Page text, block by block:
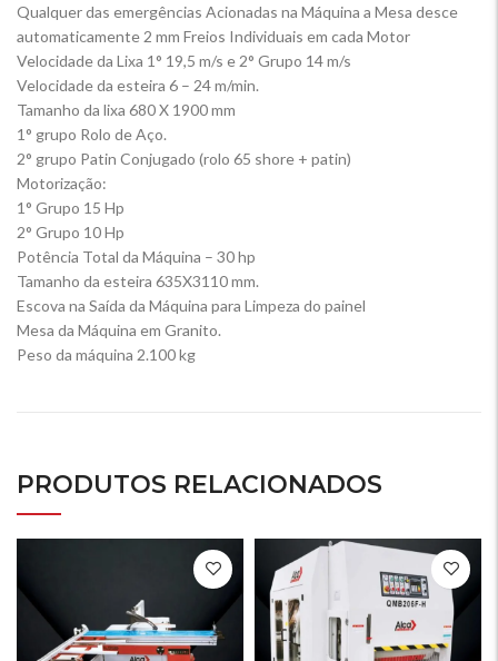
Qualquer das emergências Acionadas na Máquina a Mesa desce
automaticamente 2 mm Freios Individuais em cada Motor
Velocidade da Lixa 1° 19,5 m/s e 2° Grupo 14 m/s
Velocidade da esteira 6 – 24 m/min.
Tamanho da lixa 680 X 1900 mm
1° grupo Rolo de Aço.
2° grupo Patin Conjugado (rolo 65 shore + patin)
Motorização:
1° Grupo 15 Hp
2° Grupo 10 Hp
Potência Total da Máquina – 30 hp
Tamanho da esteira 635X3110 mm.
Escova na Saída da Máquina para Limpeza do painel
Mesa da Máquina em Granito.
Peso da máquina 2.100 kg
PRODUTOS RELACIONADOS